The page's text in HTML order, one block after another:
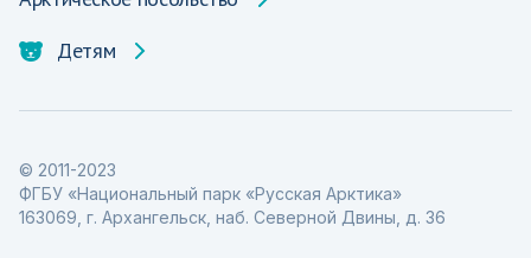
Детям
© 2011-2023
ФГБУ «Национальный парк «Русская Арктика»
163069, г. Архангельск, наб. Северной Двины, д. 36